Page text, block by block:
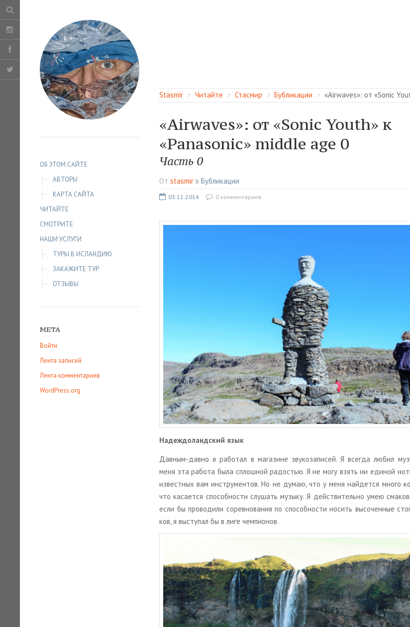
ОБ ЭТОМ САЙТЕ
АВТОРЫ
КАРТА САЙТА
ЧИТАЙТЕ
СМОТРИТЕ
НАШИ УСЛУГИ
ТУРЫ В ИСЛАНДИЮ
ЗАКАЖИТЕ ТУР
ОТЗЫВЫ
МЕТА
Войти
Лента записей
Лента комментариев
WordPress.org
Stasmir Читайте Стасмир Бубликации «Airwaves»: от «Sonic
«Airwaves»: от «Sonic Youth» к
«Panasonic» middle age 0
Часть 0
От stasmir в Бубликации
03.12.2014 0 комментариев
На­деж­до­ланд­ский язык
Дав­ным-давно я ра­бо­тал в ма­га­зине зву­ко­за­пи­сей. Я все­гда любил
меня эта ра­бо­та была сплош­ной ра­до­стью. Я не могу взять ни еди­ной
из­вест­ных вам ин­стру­мен­тов. Но не думаю, что у меня най­дет­ся много
что ка­са­ет­ся спо­соб­но­сти слу­шать му­зы­ку. Я дей­стви­тель­но умею
если бы про­во­ди­ли со­рев­но­ва­ния по спо­соб­но­сти но­сить вы­со­чен­ные
ков, я вы­сту­пал бы в лиге чем­пи­о­нов.